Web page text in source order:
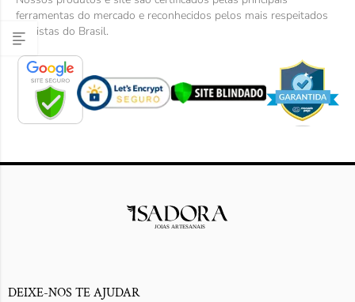
ferramentas do mercado e reconhecidos pelos mais respeitados
analistas do Brasil.
DEIXE-NOS TE AJUDAR